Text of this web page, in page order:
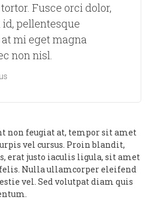
Fusce orci dolor,
pellentesque
mi eget magna
non nisl.
non feugiat at, tempor sit amet
vel cursus. Proin blandit,
erat justo iaculis ligula, sit amet
Nulla ullamcorper eleifend
vel. Sed volutpat diam quis